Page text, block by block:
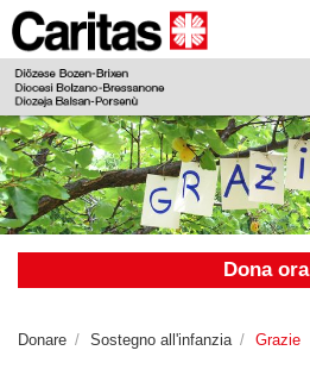
visualizzare
il
contenuto
principale
Dona ora
Donare Sostegno all'infanzia Grazie